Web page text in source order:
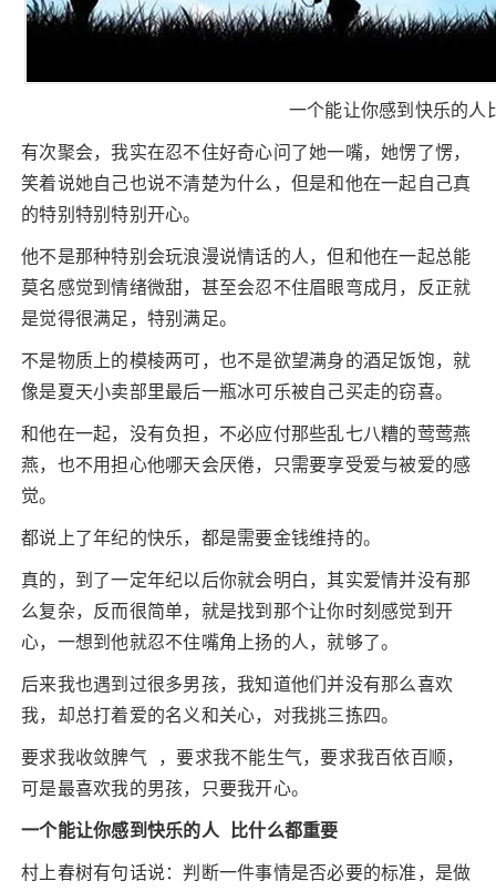
一个能让你感到快乐的人
有次聚会，我实在忍不住好奇心问了她一嘴，她愣了愣，
笑着说她自己也说不清楚为什么，但是和他在一起自己真
的特别特别特别开心。
他不是那种特别会玩浪漫说情话的人，但和他在一起总能
莫名感觉到情绪微甜，甚至会忍不住眉眼弯成月，反正就
是觉得很满足，特别满足。
不是物质上的模棱两可，也不是欲望满身的酒足饭饱，就
像是夏天小卖部里最后一瓶冰可乐被自己买走的窃喜。
和他在一起，没有负担，不必应付那些乱七八糟的莺莺燕
燕，也不用担心他哪天会厌倦，只需要享受爱与被爱的感
觉。
都说上了年纪的快乐，都是需要金钱维持的。
真的，到了一定年纪以后你就会明白，其实爱情并没有那
么复杂，反而很简单，就是找到那个让你时刻感觉到开
心，一想到他就忍不住嘴角上扬的人，就够了。
后来我也遇到过很多男孩，我知道他们并没有那么喜欢
我，却总打着爱的名义和关心，对我挑三拣四。
要求我收敛脾气 ，要求我不能生气，要求我百依百顺，
可是最喜欢我的男孩，只要我开心。
一个能让你感到快乐的人 比什么都重要
村上春树有句话说：判断一件事情是否必要的标准，是做